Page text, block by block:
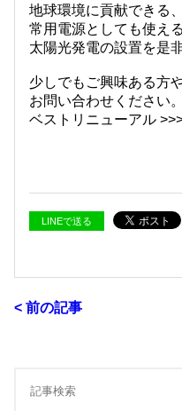
地球環境に貢献できる
常用電源としても使える
太陽光発電の設置を是
少しでもご興味ある方
お問い合わせください。
ベストリニューアル
LINEで送る
< 前の記事